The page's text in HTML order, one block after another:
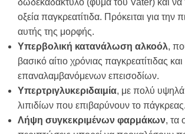
οξεία παγκρεατίτιδα. Πρόκειται για την
αυτής της μορφής.
Υπερβολική κατανάλωση αλκοόλ,
βασικό αίτιο χρόνιας παγκρεατίτιδας και
επαναλαμβανόμενων επεισοδίων.
Υπερτριγλυκεριδαιμία, με πολύ
λιπιδίων που επιβαρύνουν το πάγκρεας.
Λήψη συγκεκριμένων φαρμάκων, τα